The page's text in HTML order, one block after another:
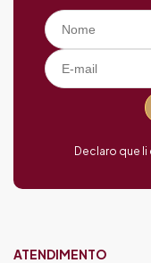
Declaro que
ATENDIMENTO